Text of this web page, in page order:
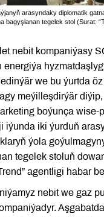
arasyndaky diplomatik
bagyşlanan tegelek stol (Surat:
nebit kompaniýasy
energiýa
we bu ýurtda öz
meýilleşdirýär
boýunça wise-
iýunda iki ýurduň
ýola
tegelek stoluň
agentligi habar
nebit we gaz
Aşgabatda